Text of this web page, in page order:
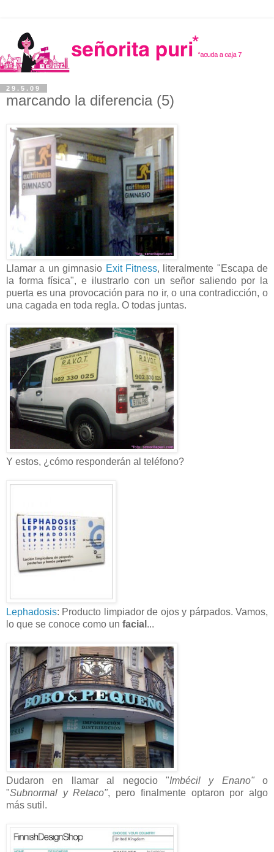
29.5.09
marcando la diferencia (5)
Llamar a un gimnasio Exit Fitness, literalmente "Escapa de
la forma física", e ilustrarlo con un señor saliendo por la
puerta es una provocación para no ir, o una contradicción, o
una cagada en toda regla. O todas juntas.
Y estos, ¿cómo responderán al teléfono?
Lephadosis: Producto limpiador de ojos y párpados. Vamos,
lo que se conoce como un facial ...
Dudaron en llamar al negocio "Imbécil y Enano" o
"Subnormal y Retaco", pero finalmente optaron por algo
más sutil.